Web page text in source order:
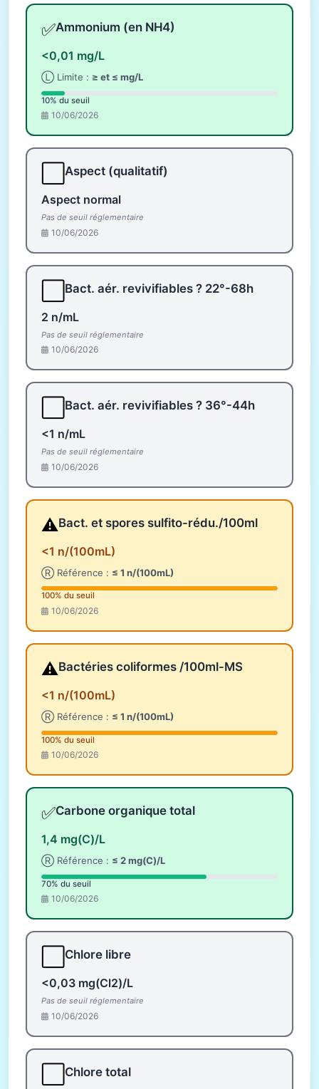
✅Ammonium (en NH4)
<0,01 mg/L
Ⓛ Limite : ≥ et ≤ mg/L
10% du seuil
10/06/2026
Aspect (qualitatif)
Aspect normal
Pas de seuil réglementaire
10/06/2026
Bact. aér. revivifiables ? 22°-68h
2 n/mL
Pas de seuil réglementaire
10/06/2026
Bact. aér. revivifiables ? 36°-44h
<1 n/mL
Pas de seuil réglementaire
10/06/2026
⚠️Bact. et spores sulfito-rédu./100ml
<1 n/(100mL)
Ⓡ Référence : ≤ 1 n/(100mL)
100% du seuil
10/06/2026
⚠️Bactéries coliformes /100ml-MS
<1 n/(100mL)
Ⓡ Référence : ≤ 1 n/(100mL)
100% du seuil
10/06/2026
✅Carbone organique total
1,4 mg(C)/L
Ⓡ Référence : ≤ 2 mg(C)/L
70% du seuil
10/06/2026
Chlore libre
<0,03 mg(Cl2)/L
Pas de seuil réglementaire
10/06/2026
Chlore total